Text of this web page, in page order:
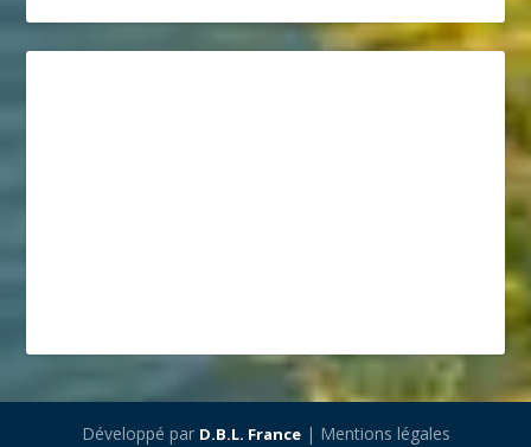
Développé par D.B.L. France| Mentions légales